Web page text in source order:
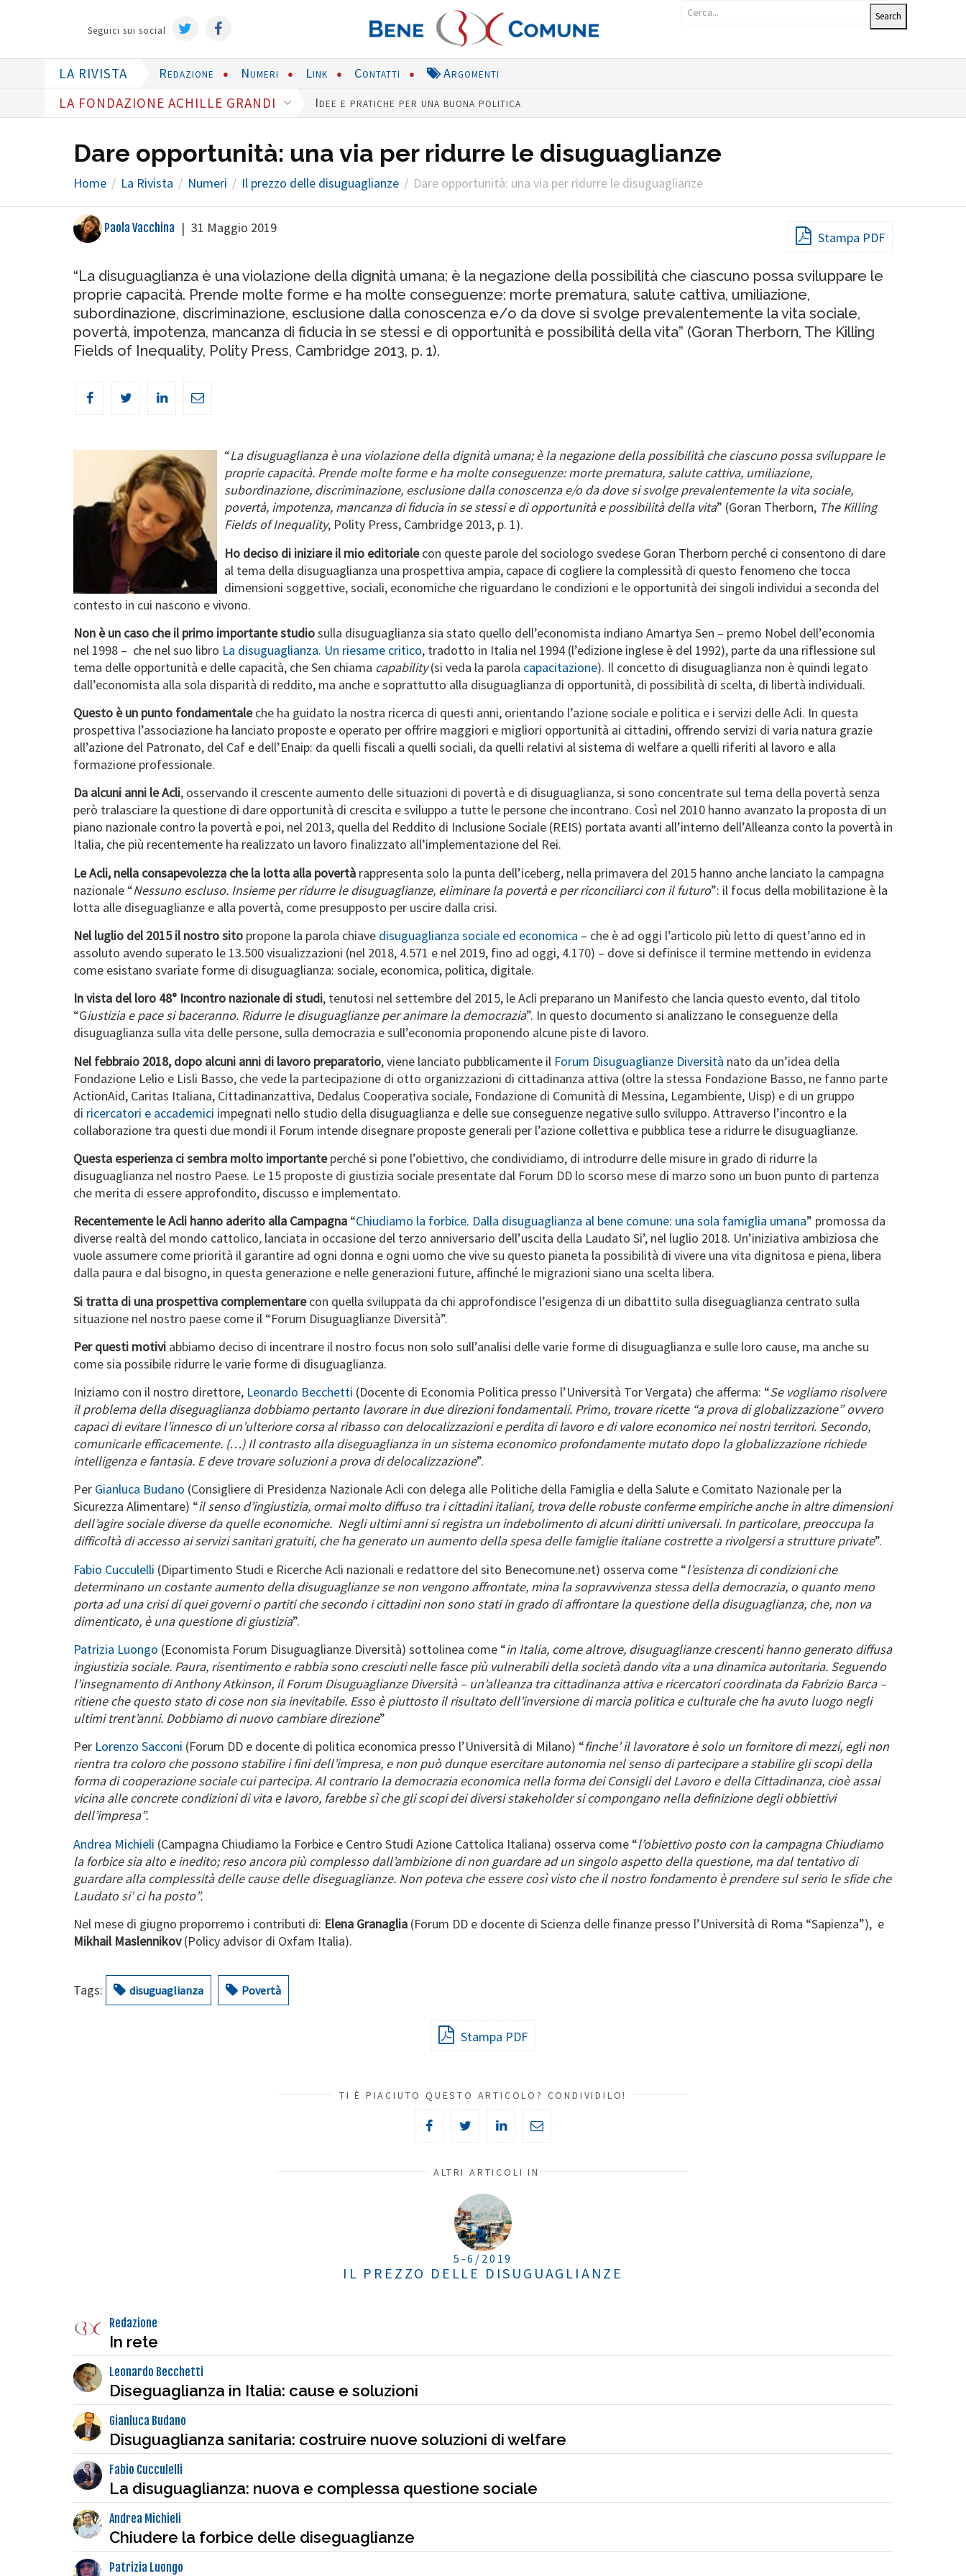
Seguici sui social
LA RIVISTA Redazione Numeri Link Contatti Argomenti
LA FONDAZIONE ACHILLE GRANDI Idee e pratiche per una buona politica
Dare opportunità: una via per ridurre le disuguaglianze
Home La Rivista Numeri Il prezzo delle disuguaglianze Dare opportunità: una via per ridurre le disuguaglianze
Paola Vacchina | 31 Maggio 2019
Stampa PDF
“La disuguaglianza è una violazione della dignità umana; è la negazione della possibilità che ciascuno possa sviluppare le
proprie capacità. Prende molte forme e ha molte conseguenze: morte prematura, salute cattiva, umiliazione,
subordinazione, discriminazione, esclusione dalla conoscenza e/o da dove si svolge prevalentemente la vita sociale,
povertà, impotenza, mancanza di fiducia in se stessi e di opportunità e possibilità della vita” (Goran Therborn, The Killing
Fields of Inequality, Polity Press, Cambridge 2013, p. 1).
“La disuguaglianza è una violazione della dignità umana; è la negazione della possibilità che ciascuno possa sviluppare le
proprie capacità. Prende molte forme e ha molte conseguenze: morte prematura, salute cattiva, umiliazione,
subordinazione, discriminazione, esclusione dalla conoscenza e/o da dove si svolge prevalentemente la vita sociale,
povertà, impotenza, mancanza di fiducia in se stessi e di opportunità e possibilità della vita” (Goran Therborn, The Killing
Fields of Inequality, Polity Press, Cambridge 2013, p. 1).
Ho deciso di iniziare il mio editorialecon queste parole del sociologo svedese Goran Therborn perché ci consentono di dare
al tema della disuguaglianza una prospettiva ampia, capace di cogliere la complessità di questo fenomeno che tocca
dimensioni soggettive, sociali, economiche che riguardano le condizioni e le opportunità dei singoli individui a seconda del
contesto in cui nascono e vivono.
Non è un caso che il primo importante studiosulla disuguaglianza sia stato quello dell’economista indiano Amartya Sen – premo Nobel dell’economia
nel 1998 – che nel suo libro La disuguaglianza. Un riesame critico, tradotto in Italia nel 1994 (l’edizione inglese è del 1992), parte da una riflessione sul
tema delle opportunità e delle capacità, che Sen chiama capability(si veda la parola capacitazione). Il concetto di disuguaglianza non è quindi legato
dall’economista alla sola disparità di reddito, ma anche e soprattutto alla disuguaglianza di opportunità, di possibilità di scelta, di libertà individuali.
Questo è un punto fondamentaleche ha guidato la nostra ricerca di questi anni, orientando l’azione sociale e politica e i servizi delle Acli. In questa
prospettiva l’associazione ha lanciato proposte e operato per offrire maggiori e migliori opportunità ai cittadini, offrendo servizi di varia natura grazie
all’azione del Patronato, del Caf e dell’Enaip: da quelli fiscali a quelli sociali, da quelli relativi al sistema di welfare a quelli riferiti al lavoro e alla
formazione professionale.
Da alcuni anni le Acli, osservando il crescente aumento delle situazioni di povertà e di disuguaglianza, si sono concentrate sul tema della povertà senza
però tralasciare la questione di dare opportunità di crescita e sviluppo a tutte le persone che incontrano. Così nel 2010 hanno avanzato la proposta di un
piano nazionale contro la povertà e poi, nel 2013, quella del Reddito di Inclusione Sociale (REIS) portata avanti all’interno dell’Alleanza conto la povertà in
Italia, che più recentemente ha realizzato un lavoro finalizzato all’implementazione del Rei.
Le Acli, nella consapevolezza che la lotta alla povertà rappresenta solo la punta dell’iceberg, nella primavera del 2015 hanno anche lanciato la campagna
nazionale “Nessuno escluso. Insieme per ridurre le disuguaglianze, eliminare la povertà e per riconciliarci con il futuro”: il focus della mobilitazione è la
lotta alle diseguaglianze e alla povertà, come presupposto per uscire dalla crisi.
Nel luglio del 2015 il nostro sito propone la parola chiave disuguaglianza sociale ed economica – che è ad oggi l’articolo più letto di quest’anno ed in
assoluto avendo superato le 13.500 visualizzazioni (nel 2018, 4.571 e nel 2019, fino ad oggi, 4.170) – dove si definisce il termine mettendo in evidenza
come esistano svariate forme di disuguaglianza: sociale, economica, politica, digitale.
In vista del loro 48° Incontro nazionale di studi, tenutosi nel settembre del 2015, le Acli preparano un Manifesto che lancia questo evento, dal titolo
“Giustizia e pace si baceranno. Ridurre le disuguaglianze per animare la democrazia”. In questo documento si analizzano le conseguenze della
disuguaglianza sulla vita delle persone, sulla democrazia e sull’economia proponendo alcune piste di lavoro.
Nel febbraio 2018, dopo alcuni anni di lavoro preparatorio, viene lanciato pubblicamente il Forum Disuguaglianze Diversità nato da un’idea della
Fondazione Lelio e Lisli Basso, che vede la partecipazione di otto organizzazioni di cittadinanza attiva (oltre la stessa Fondazione Basso, ne fanno parte
ActionAid, Caritas Italiana, Cittadinanzattiva, Dedalus Cooperativa sociale, Fondazione di Comunità di Messina, Legambiente, Uisp) e di un gruppo
di ricercatori e accademici impegnati nello studio della disuguaglianza e delle sue conseguenze negative sullo sviluppo. Attraverso l’incontro e la
collaborazione tra questi due mondi il Forum intende disegnare proposte generali per l’azione collettiva e pubblica tese a ridurre le disuguaglianze.
Questa esperienza ci sembra molto importanteperché si pone l’obiettivo, che condividiamo, di introdurre delle misure in grado di ridurre la
disuguaglianza nel nostro Paese. Le 15 proposte di giustizia sociale presentate dal Forum DD lo scorso mese di marzo sono un buon punto di partenza
che merita di essere approfondito, discusso e implementato.
Recentemente le Acli hanno aderito alla Campagna “Chiudiamo la forbice. Dalla disuguaglianza al bene comune: una sola famiglia umana” promossa da
diverse realtà del mondo cattolico, lanciata in occasione del terzo anniversario dell’uscita della Laudato Si’, nel luglio 2018. Un’iniziativa ambiziosa che
vuole assumere come priorità il garantire ad ogni donna e ogni uomo che vive su questo pianeta la possibilità di vivere una vita dignitosa e piena, libera
dalla paura e dal bisogno, in questa generazione e nelle generazioni future, affinché le migrazioni siano una scelta libera.
Si tratta di una prospettiva complementarecon quella sviluppata da chi approfondisce l’esigenza di un dibattito sulla diseguaglianza centrato sulla
situazione nel nostro paese come il “Forum Disuguaglianze Diversità”.
Per questi motivi abbiamo deciso di incentrare il nostro focus non solo sull’analisi delle varie forme di disuguaglianza e sulle loro cause, ma anche su
come sia possibile ridurre le varie forme di disuguaglianza.
Iniziamo con il nostro direttore, Leonardo Becchetti (Docente di Economia Politica presso l’Università Tor Vergata) che afferma: “Se vogliamo risolvere
il problema della diseguaglianza dobbiamo pertanto lavorare in due direzioni fondamentali. Primo, trovare ricette “a prova di globalizzazione” ovvero
capaci di evitare l’innesco di un’ulteriore corsa al ribasso con delocalizzazioni e perdita di lavoro e di valore economico nei nostri territori. Secondo,
comunicarle efficacemente. (…) Il contrasto alla diseguaglianza in un sistema economico profondamente mutato dopo la globalizzazione richiede
intelligenza e fantasia. E deve trovare soluzioni a prova di delocalizzazione”.
Per Gianluca Budano (Consigliere di Presidenza Nazionale Acli con delega alle Politiche della Famiglia e della Salute e Comitato Nazionale per la
Sicurezza Alimentare) “il senso d’ingiustizia, ormai molto diffuso tra i cittadini italiani, trova delle robuste conferme empiriche anche in altre dimensioni
dell’agire sociale diverse da quelle economiche. Negli ultimi anni si registra un indebolimento di alcuni diritti universali. In particolare, preoccupa la
difficoltà di accesso ai servizi sanitari gratuiti, che ha generato un aumento della spesa delle famiglie italiane costrette a rivolgersi a strutture private”.
Fabio Cucculelli (Dipartimento Studi e Ricerche Acli nazionali e redattore del sito Benecomune.net) osserva come “l’esistenza di condizioni che
determinano un costante aumento della disuguaglianze se non vengono affrontate, mina la sopravvivenza stessa della democrazia, o quanto meno
porta ad una crisi di quei governi o partiti che secondo i cittadini non sono stati in grado di affrontare la questione della disuguaglianza, che, non va
dimenticato, è una questione di giustizia”.
Patrizia Luongo (Economista Forum Disuguaglianze Diversità) sottolinea come “in Italia, come altrove, disuguaglianze crescenti hanno generato diffusa
ingiustizia sociale. Paura, risentimento e rabbia sono cresciuti nelle fasce più vulnerabili della società dando vita a una dinamica autoritaria. Seguendo
l’insegnamento di Anthony Atkinson, il Forum Disuguaglianze Diversità – un’alleanza tra cittadinanza attiva e ricercatori coordinata da Fabrizio Barca –
ritiene che questo stato di cose non sia inevitabile. Esso è piuttosto il risultato dell’inversione di marcia politica e culturale che ha avuto luogo negli
ultimi trent’anni. Dobbiamo di nuovo cambiare direzione”
Per Lorenzo Sacconi (Forum DD e docente di politica economica presso l’Università di Milano) “finche’ il lavoratore è solo un fornitore di mezzi, egli non
rientra tra coloro che possono stabilire i fini dell’impresa, e non può dunque esercitare autonomia nel senso di partecipare a stabilire gli scopi della
forma di cooperazione sociale cui partecipa. Al contrario la democrazia economica nella forma dei Consigli del Lavoro e della Cittadinanza, cioè assai
vicina alle concrete condizioni di vita e lavoro, farebbe sì che gli scopi dei diversi stakeholder si compongano nella definizione degli obbiettivi
dell’impresa”.
Andrea Michieli (Campagna Chiudiamo la Forbice e Centro Studi Azione Cattolica Italiana) osserva come “l’obiettivo posto con la campagna Chiudiamo
la forbice sia alto e inedito; reso ancora più complesso dall’ambizione di non guardare ad un singolo aspetto della questione, ma dal tentativo di
guardare alla complessità delle cause delle diseguaglianze. Non poteva che essere così visto che il nostro fondamento è prendere sul serio le sfide che
Laudato si’ ci ha posto”.
Nel mese di giugno proporremo i contributi di: Elena Granaglia (Forum DD e docente di Scienza delle finanze presso l’Università di Roma “Sapienza”), e
Mikhail Maslennikov(Policy advisor di Oxfam Italia).
Tags: disuguaglianza Povertà
Stampa PDF
TI È PIACIUTO QUESTO ARTICOLO? CONDIVIDILO!
ALTRI ARTICOLI IN
5-6/2019
IL PREZZO DELLE DISUGUAGLIANZE
Redazione
In rete
Leonardo Becchetti
Diseguaglianza in Italia: cause e soluzioni
Gianluca Budano
Disuguaglianza sanitaria: costruire nuove soluzioni di welfare
Fabio Cucculelli
La disuguaglianza: nuova e complessa questione sociale
Andrea Michieli
Chiudere la forbice delle diseguaglianze
Patrizia Luongo